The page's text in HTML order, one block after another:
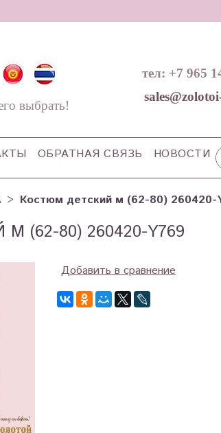
выбрать!
тел: +7 965
ОБРАТНАЯ СВЯЗЬ НОВОСТИ
Костюм детский м (62-80) 260420-
(62-80) 260420-Y769
Добавить в сравнение